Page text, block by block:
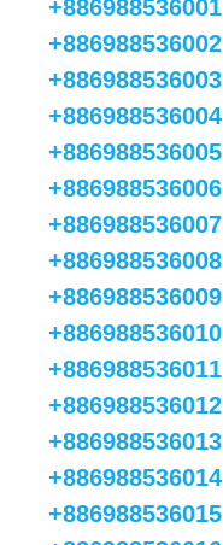
+886988536001
+886988536002
+886988536003
+886988536004
+886988536005
+886988536006
+886988536007
+886988536008
+886988536009
+886988536010
+886988536011
+886988536012
+886988536013
+886988536014
+886988536015